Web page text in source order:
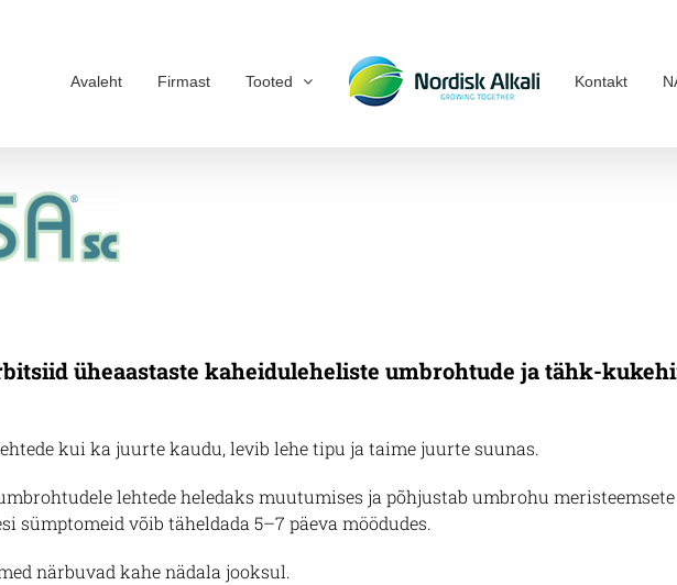
Avaleht Firmast Tooted Kontakt
üheaastaste kaheiduleheliste umbrohtude ja tähk-
kui ka juurte kaudu, levib lehe tipu ja taime juurte suunas.
lehtede heledaks muutumises ja põhjustab umbrohu meristeemsete
sümptomeid võib täheldada 5–7 päeva möödudes.
närbuvad kahe nädala jooksul.